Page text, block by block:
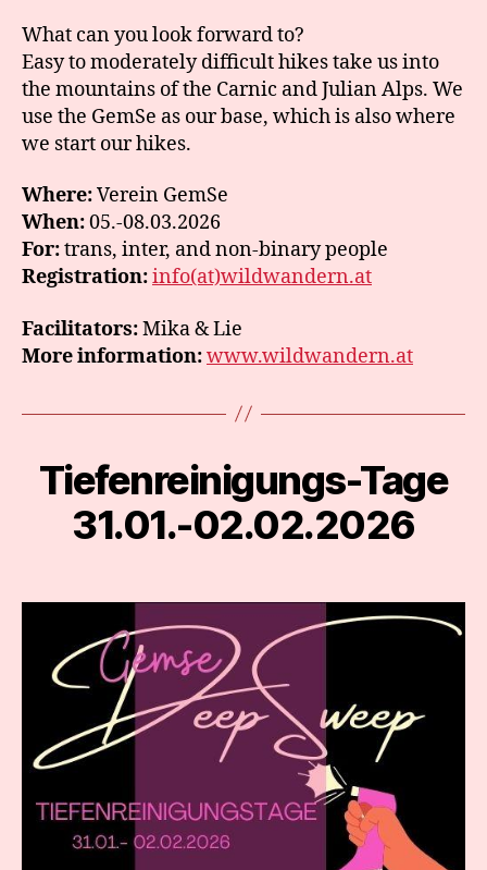
What can you look forward to?
Easy to moderately difficult hikes take us into
the mountains of the Carnic and Julian Alps. We
use the GemSe as our base, which is also where
we start our hikes.
Where:Verein GemSe
When:05.-08.03.2026
For:trans, inter, and non-binary people
Registration:info(at)wildwandern.at
Facilitators:Mika & Lie
More information:www.wildwandern.at
Categories
Tiefenreinigungs-Tage
31.01.-02.02.2026